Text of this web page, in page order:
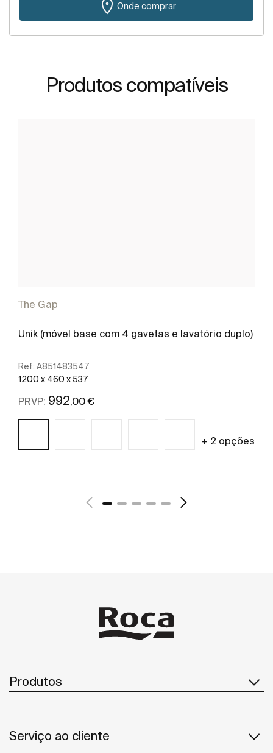
Onde comprar
Produtos compatíveis
The Gap
Unik (móvel base com 4 gavetas e lavatório duplo)
Ref: A851483547
1200 x 460 x 537
PRVP: 992,00 €
+ 2 opções
Produtos
Serviço ao cliente